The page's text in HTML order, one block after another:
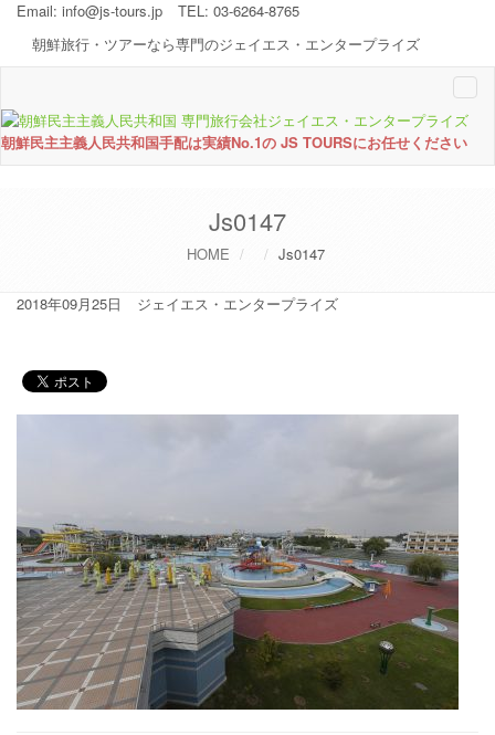
Email: info@js-tours.jp
TEL: 03-6264-8765
朝鮮旅行・ツアーなら専門のジェイエス・エンタープライズ
朝鮮民主主義人民共和国手配は実績No.1の JS TOURSにお任せください
Js0147
HOME Js0147
2018年09月25日 ジェイエス・エンタープライズ